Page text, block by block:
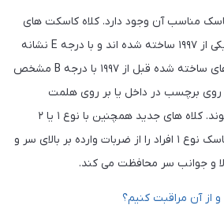
مناسب آن وجود دارد. کلاه کاسکت های
مطلوب برای کارهای الکتریکی از ۱۹۹۷ ساخته شده اند و با درجه E نشانه
گذاری شدند. کلاه کاسک های ساخته شده قبل از ۱۹۹۷ با درجه B مشخص
روی برچسب در داخل یا بر روی هلمت
(helmet) چسبانده می شوند. کلاه های جدید همچنین با نوع ۱ یا ۲
نشانه گذاری شدند. کلاه کاسک نوع ۱ افراد را از ضربات وارده بر بالای سر و
از آن مراقبت کنیم؟